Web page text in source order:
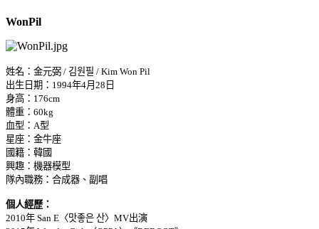
WonPil
姓名：金元弼 / 김원필 / Kim Won Pil
出生日期：1994年4月28日
身高：176cm
體重：60kg
血型：A型
星座：金牛座
國籍：韓國
興趣：機器模型
隊內職務：合成器、副唱
個人經歷：
2010年 San E〈맛좋은 산〉MV出演